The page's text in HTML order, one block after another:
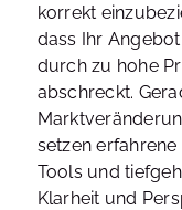
korrekt
dass Ihr
durch zu hohe
abschreckt.
setzen
Tools und
Klarheit und